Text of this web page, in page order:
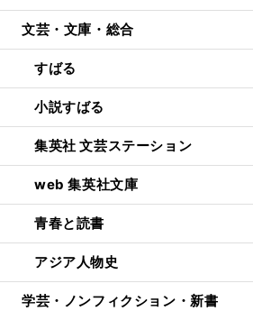
文芸・文庫・総合
すばる
小説すばる
集英社 文芸ステーション
web 集英社文庫
青春と読書
アジア人物史
学芸・ノンフィクション・新書